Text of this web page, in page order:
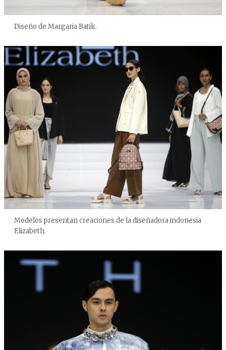
Diseño de Margaria Batik.
Modelos presentan creaciones de la diseñadora indonesia
Elizabeth.